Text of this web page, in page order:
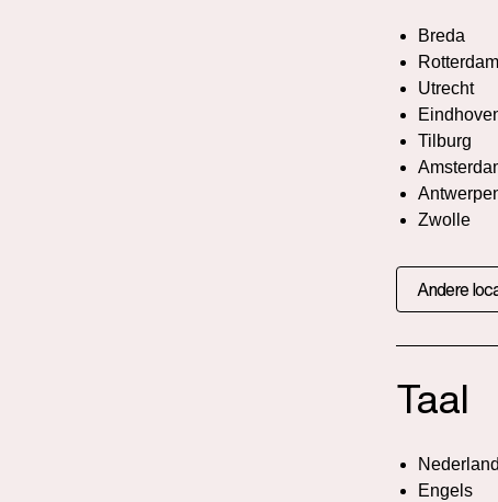
Breda
Rotterdam
Utrecht
Tilburg
Zwolle
Andere
Taal
Engels